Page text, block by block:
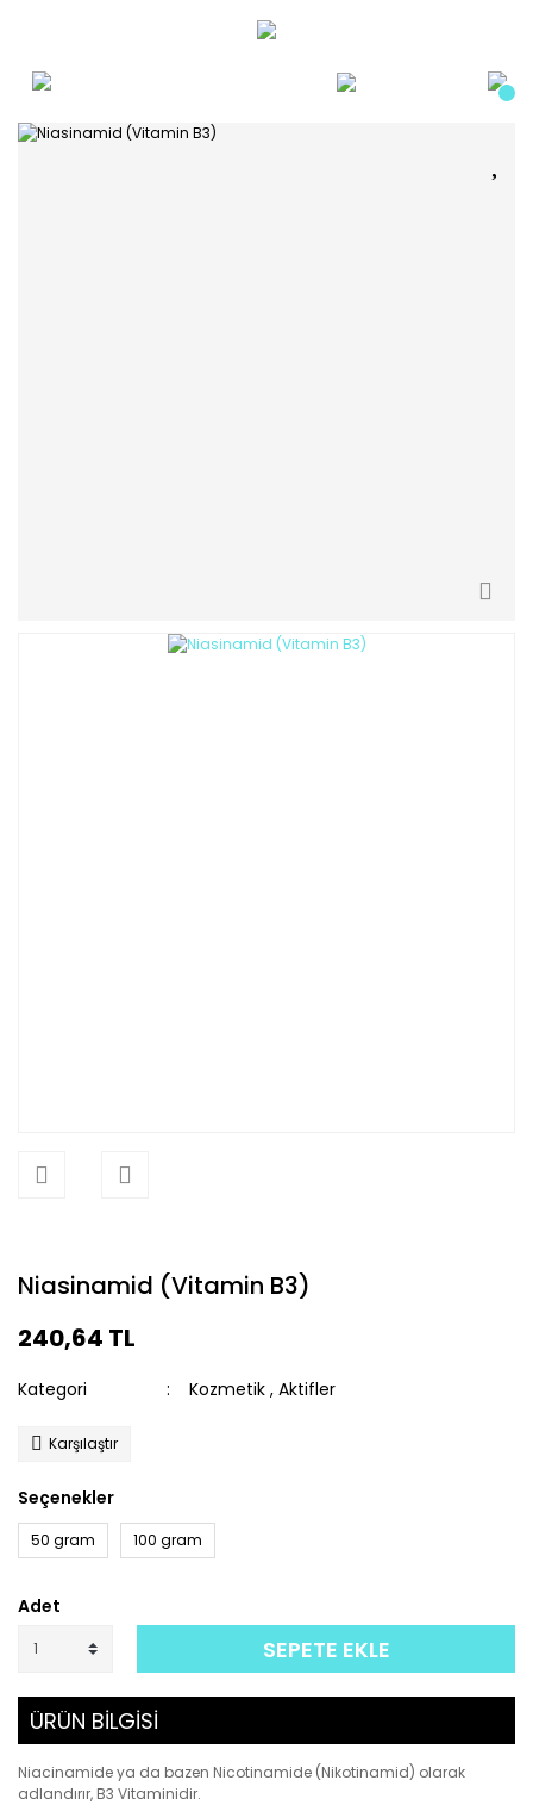
Niasinamid (Vitamin B3)
240,64 TL
Kategori Kozmetik ,Aktifler
Karşılaştır
Seçenekler
50 gram 100 gram
Adet
SEPETE EKLE
ÜRÜN BİLGİSİ
Niacinamide ya da bazen Nicotinamide (Nikotinamid) olarak
adlandırır, B3 Vitaminidir.